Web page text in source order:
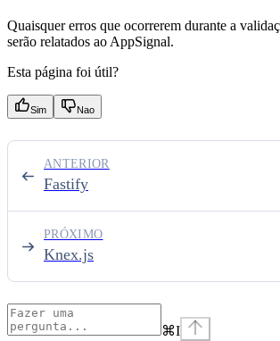
Quaisquer erros que ocorrerem durante a
serão relatados ao AppSignal.
Esta página foi útil?
Sim Nao
Fastify
ANTERIOR
Knex.js
PRÓXIMO
⌘I